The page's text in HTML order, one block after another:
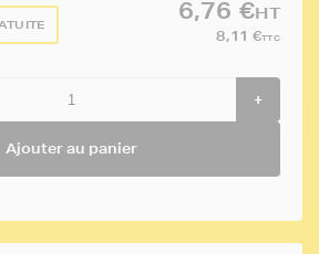
6,76 €HT
8,11 €TTC
+
Ajouter au panier